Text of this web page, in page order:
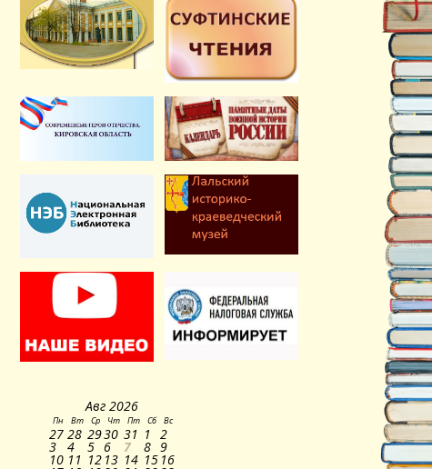
Авг 2026
Пн Вт Ср Чт Пт Сб Вс
27 28 2930 31 1 2
3 4 5 6 7 8 9
10 11 12 13 14 15 16